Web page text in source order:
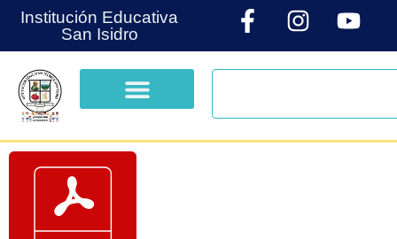
Institución Educativa
San Isidro